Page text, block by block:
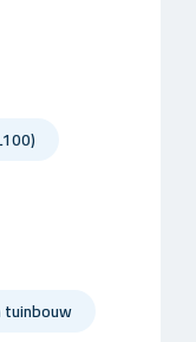
tuinbouw